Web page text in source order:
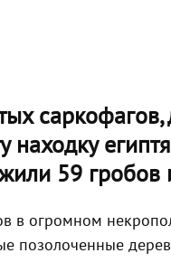
саркофагов,
находку
59 гробов
в огромном
позолоченные